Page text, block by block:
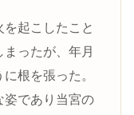
起こしたこと
ったが、年月
根を張った。
姿であり当宮の